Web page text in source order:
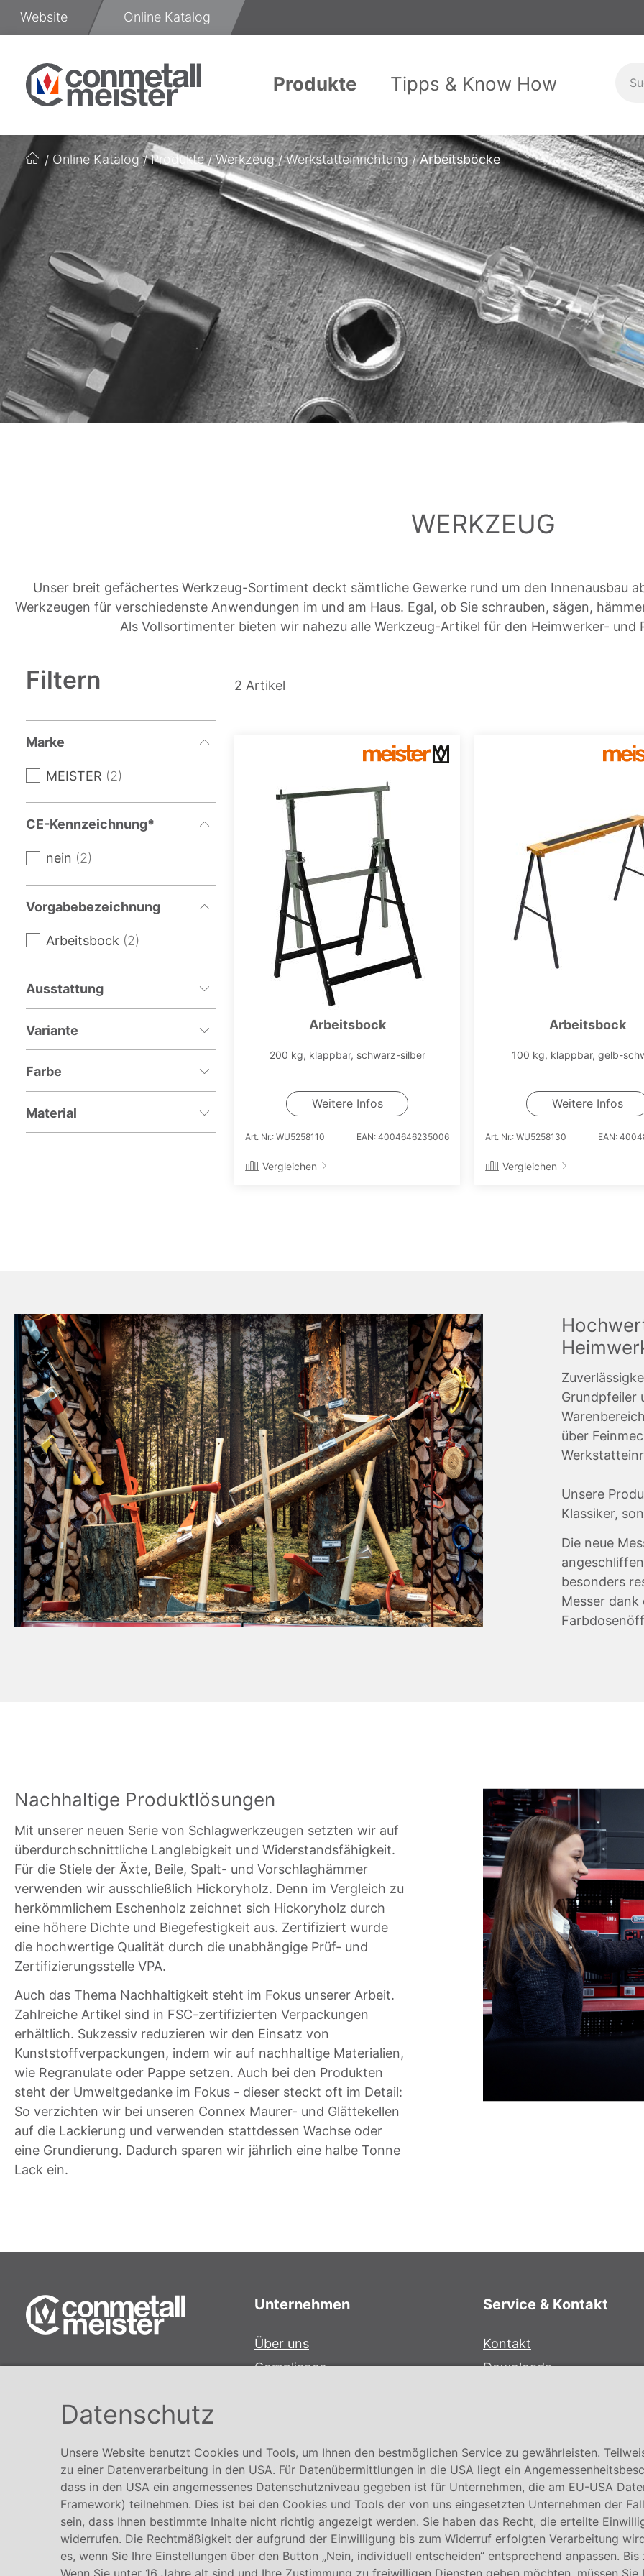
Zum
Website Online Katalog
Produkte
Eisenwaren
Tipps & Know How
StartseiteOnline Katalog Produkte Werkzeug Werkstatteinrichtung Arbeitsböcke
WERKZEUG
Unser breit gefächertes Werkzeug-Sortiment deckt sämtliche Gewerke rund um den Innenausbau
Werkzeugen für verschiedenste Anwendungen im und am Haus. Egal, ob Sie schrauben, sägen,
Als Vollsortimenter bieten wir nahezu alle Werkzeug-Artikel für den Heimwerker- und
2 Artikel
Arbeitsbock
200 kg, klappbar, schwarz-silber
Weitere Infos
Art. Nr.: WU5258110 EAN: 4004646235006
Vergleichen
Arbeitsbock
100 kg, klappbar, gelb-
Weitere Infos
Art. Nr.: WU5258130 EAN:
Vergleichen
Filtern
Marke
MEISTER 2
CE-Kennzeichnung*
nein 2
Vorgabebezeichnung
Arbeitsbock 2
Ausstattung
Variante
Farbe
Material
Grundpfeiler
über
Unsere
Klassiker,
Die neue
besonders
Messer
Nachhaltige Produktlösungen
Mit unserer neuen Serie von Schlagwerkzeugen setzten wir auf
überdurchschnittliche Langlebigkeit und Widerstandsfähigkeit.
Für die Stiele der Äxte, Beile, Spalt- und Vorschlaghämmer
verwenden wir ausschließlich Hickoryholz. Denn im Vergleich zu
herkömmlichem Eschenholz zeichnet sich Hickoryholz durch
eine höhere Dichte und Biegefestigkeit aus. Zertifiziert wurde
die hochwertige Qualität durch die unabhängige Prüf- und
Zertifizierungsstelle VPA.
Auch das Thema Nachhaltigkeit steht im Fokus unserer Arbeit.
Zahlreiche Artikel sind in FSC-zertifizierten Verpackungen
erhältlich. Sukzessiv reduzieren wir den Einsatz von
Kunststoffverpackungen, indem wir auf nachhaltige Materialien,
wie Regranulate oder Pappe setzen. Auch bei den Produkten
steht der Umweltgedanke im Fokus - dieser steckt oft im Detail:
So verzichten wir bei unseren Connex Maurer- und Glättekellen
auf die Lackierung und verwenden stattdessen Wachse oder
eine Grundierung. Dadurch sparen wir jährlich eine halbe Tonne
Lack ein.
+49 5141-180
www.conmetallmeister.de
Unternehmen
Über uns
Compliance
Service & Kontakt
Kontakt
Downloads
Datenschutz
Unsere Website benutzt Cookies und Tools, um Ihnen den bestmöglichen Service zu gewährleisten.
zu einer Datenverarbeitung in den USA. Für Datenübermittlungen in die USA liegt ein
dass in den USA ein angemessenes Datenschutzniveau gegeben ist für Unternehmen, die am EU-USA
Framework) teilnehmen. Dies ist bei den Cookies und Tools der von uns eingesetzten Unternehmen der
sein, dass Ihnen bestimmte Inhalte nicht richtig angezeigt werden. Sie haben das Recht, die erteilte
widerrufen. Die Rechtmäßigkeit der aufgrund der Einwilligung bis zum Widerruf erfolgten Verarbeitung
es, wenn Sie Ihre Einstellungen über den Button „Nein, individuell entscheiden“ entsprechend anpassen.
Wenn Sie unter 16 Jahre alt sind und Ihre Zustimmung zu freiwilligen Diensten geben möchten, müssen